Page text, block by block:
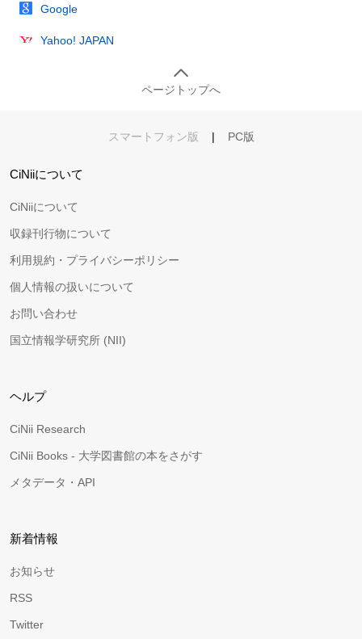
Google
Yahoo! JAPAN
ページトップへ
スマートフォン版 | PC版
CiNiiについて
CiNiiについて
収録刊行物について
利用規約・プライバシーポリシー
個人情報の扱いについて
お問い合わせ
国立情報学研究所 (NII)
ヘルプ
CiNii Research
CiNii Books - 大学図書館の本をさがす
メタデータ・API
新着情報
お知らせ
RSS
Twitter